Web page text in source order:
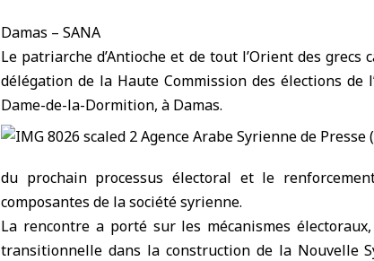
Damas – SANA
Le patriarche d’Antioche et de tout l’Orient des
délégation de la Haute Commission des élections de
Dame-de-la-Dormition, à Damas.
du prochain processus électoral et le
composantes de la société syrienne.
La rencontre a porté sur les mécanismes
transitionnelle dans la construction de la Nouvelle